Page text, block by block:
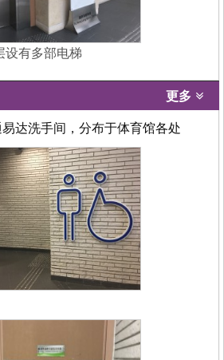
设有多部电梯
更多
达洗手间，分布于体育馆各处